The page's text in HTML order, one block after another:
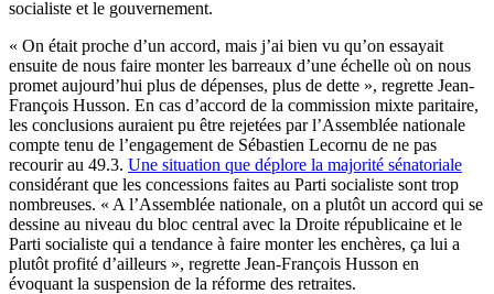
socialiste et le gouvernement.
« On était proche d’un accord, mais j’ai bien vu qu’on essayait
ensuite de nous faire monter les barreaux d’une échelle où on nous
promet aujourd’hui plus de dépenses, plus de dette », regrette Jean-
François Husson. En cas d’accord de la commission mixte paritaire,
les conclusions auraient pu être rejetées par l’Assemblée nationale
compte tenu de l’engagement de Sébastien Lecornu de ne pas
recourir au 49.3. Une situation que déplore la majorité sénatoriale
considérant que les concessions faites au Parti socialiste sont trop
nombreuses. « A l’Assemblée nationale, on a plutôt un accord qui se
dessine au niveau du bloc central avec la Droite républicaine et le
Parti socialiste qui a tendance à faire monter les enchères, ça lui a
plutôt profité d’ailleurs », regrette Jean-François Husson en
évoquant la suspension de la réforme des retraites.